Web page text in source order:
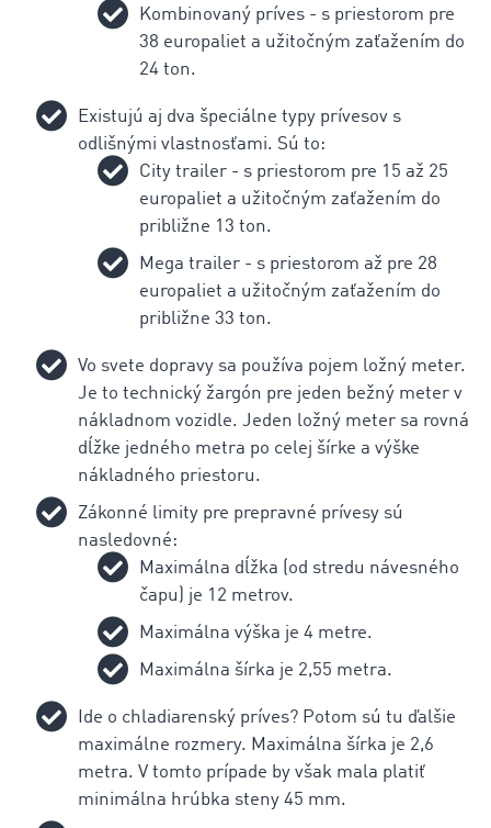
Kombinovaný príves - s priestorom pre
38 europaliet a užitočným zaťažením do
24 ton.
Existujú aj dva špeciálne typy prívesov s
odlišnými vlastnosťami. Sú to:
City trailer - s priestorom pre 15 až 25
europaliet a užitočným zaťažením do
približne 13 ton.
Mega trailer - s priestorom až pre 28
europaliet a užitočným zaťažením do
približne 33 ton.
Vo svete dopravy sa používa pojem ložný meter.
Je to technický žargón pre jeden bežný meter v
nákladnom vozidle. Jeden ložný meter sa rovná
dĺžke jedného metra po celej šírke a výške
nákladného priestoru.
Zákonné limity pre prepravné prívesy sú
nasledovné:
Maximálna dĺžka (od stredu návesného
čapu) je 12 metrov.
Maximálna výška je 4 metre.
Maximálna šírka je 2,55 metra.
Ide o chladiarenský príves? Potom sú tu ďalšie
maximálne rozmery. Maximálna šírka je 2,6
metra. V tomto prípade by však mala platiť
minimálna hrúbka steny 45 mm.